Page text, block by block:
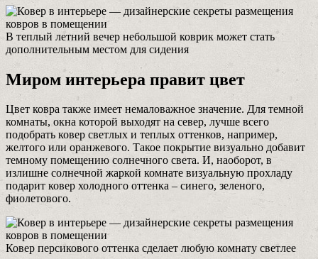
В теплый летний вечер небольшой коврик может стать
дополнительным местом для сидения
Миром интерьера правит цвет
Цвет ковра также имеет немаловажное значение. Для темной
комнаты, окна которой выходят на север, лучше всего
подобрать ковер светлых и теплых оттенков, например,
желтого или оранжевого. Такое покрытие визуально добавит
темному помещению солнечного света. И, наоборот, в
излишне солнечной жаркой комнате визуальную прохладу
подарит ковер холодного оттенка – синего, зеленого,
фиолетового.
Ковер персикового оттенка сделает любую комнату светлее